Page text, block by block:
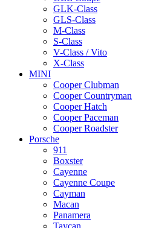
GLK-Class
GLS-Class
M-Class
S-Class
V-Class / Vito
X-Class
MINI
Cooper Clubman
Cooper Countryman
Cooper Hatch
Cooper Paceman
Cooper Roadster
Porsche
911
Boxster
Cayenne
Cayenne Coupe
Cayman
Macan
Panamera
Taycan